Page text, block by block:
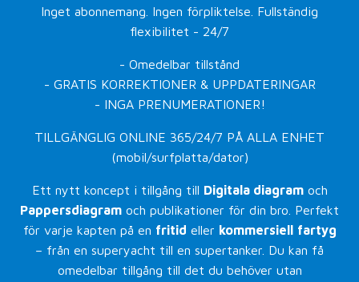
Inget abonnemang. Ingen förpliktelse. Fullständig
flexibilitet - 24/7
- Omedelbar tillstånd
- GRATIS KORREKTIONER & UPPDATERINGAR
- INGA PRENUMERATIONER!
TILLGÄNGLIG ONLINE 365/24/7 PÅ ALLA ENHET
(mobil/surfplatta/dator)
Ett nytt koncept i tillgång till Digitala diagramoch
Pappersdiagram och publikationer för din bro. Perfekt
för varje kapten på en fritid eller kommersiell fartyg
– från en superyacht till en supertanker. Du kan få
omedelbar tillgång till det du behöver utan